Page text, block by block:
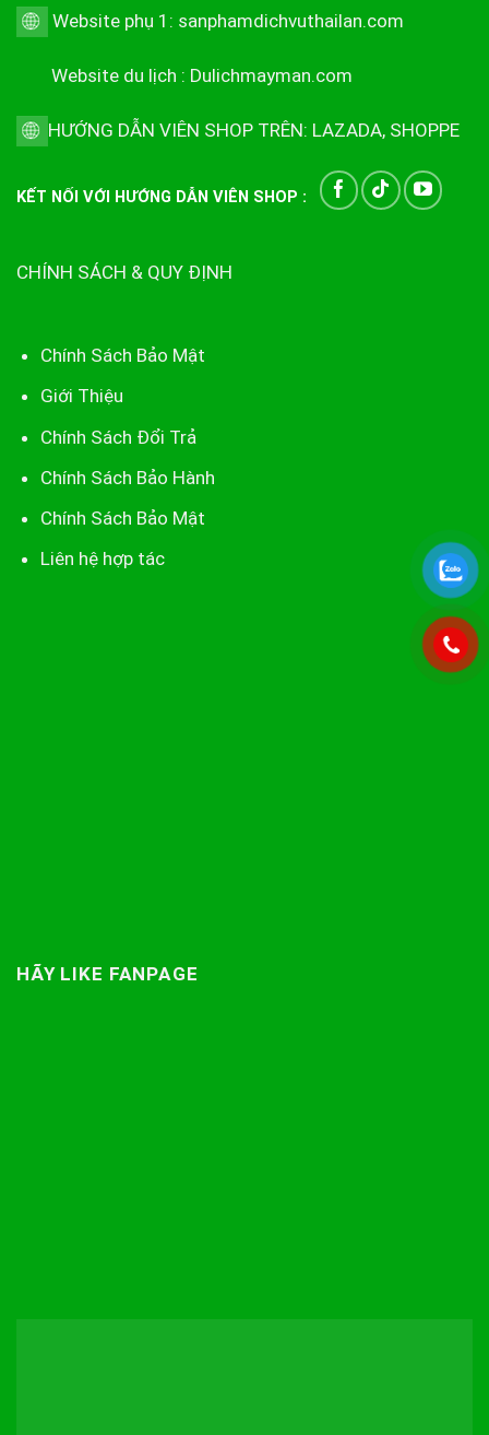
Website phụ 1: sanphamdichvuthailan.com
Website du lịch : Dulichmayman.com
HƯỚNG DẪN VIÊN SHOP TRÊN: LAZADA, SHOPPE
KẾT NỐI VỚI HƯỚNG DẪN VIÊN SHOP :
CHÍNH SÁCH & QUY ĐỊNH
Chính Sách Bảo Mật
Giới Thiệu
Chính Sách Đổi Trả
Chính Sách Bảo Hành
Chính Sách Bảo Mật
Liên hệ hợp tác
HÃY LIKE FANPAGE